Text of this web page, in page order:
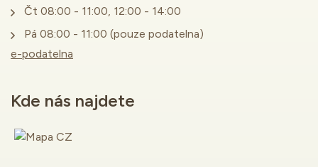
Čt 08:00 - 11:00, 12:00 - 14:00
Pá 08:00 - 11:00 (pouze podatelna)
e-podatelna
Kde nás najdete